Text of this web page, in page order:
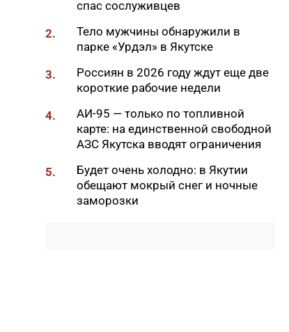
кишечная палочка в бургерах,
ЧС из-за непогоды и побег от
медведя
06:00
В Якутске в пятницу потеплеет
до +23 градусов
21:58
В Якутии планируют создать
центр обработки данных для
развития ИИ
21:30
В Тулагино-Кильдямском
наслеге обсудили вопросы
развития территории и
поддержки
спас сослуживцев
2.
Тело мужчины обнаружили в
парке «Урдэл» в Якутске
3.
Россиян в 2026 году ждут еще две
короткие рабочие недели
4.
АИ-95 — только по топливной
карте: на единственной свободной
АЗС Якутска вводят ограничения
5.
Будет очень холодно: в Якутии
обещают мокрый снег и ночные
заморозки